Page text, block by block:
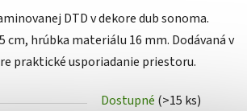
DTD v dekore dub sonoma.
cm, hrúbka materiálu 16 mm. Dodávaná v
praktické usporiadanie priestoru.
Dostupné (>15 ks)